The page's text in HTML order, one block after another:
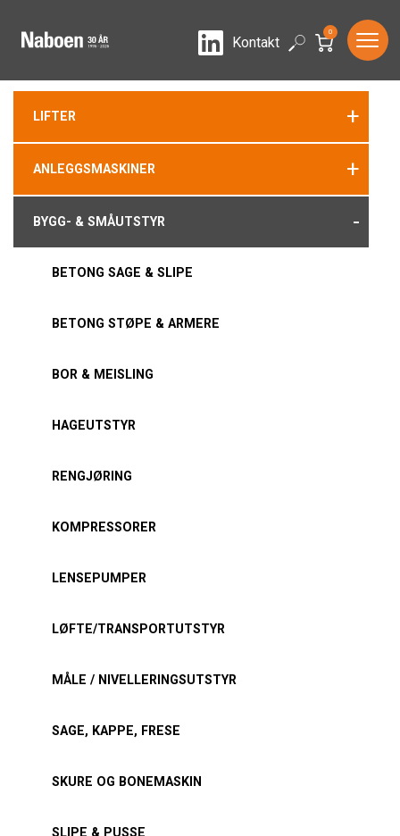
LinkedIn
Kontakt Search
0
LIFTER +
ANLEGGSMASKINER +
BYGG- & SMÅUTSTYR -
BETONG SAGE & SLIPE
BETONG STØPE & ARMERE
BOR & MEISLING
HAGEUTSTYR
RENGJØRING
KOMPRESSORER
LENSEPUMPER
LØFTE/TRANSPORTUTSTYR
MÅLE / NIVELLERINGSUTSTYR
SAGE, KAPPE, FRESE
SKURE OG BONEMASKIN
SLIPE & PUSSE